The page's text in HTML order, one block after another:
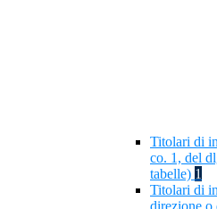
Titolari di
co. 1, del
tabelle) 1
Titolari di